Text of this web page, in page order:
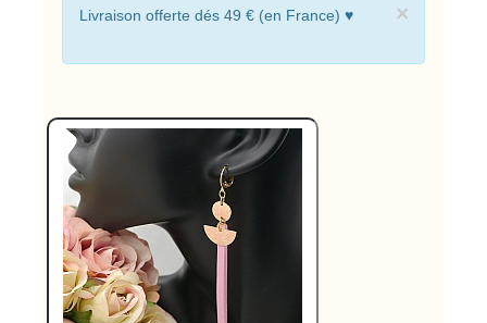
×
Livraison offerte dés 49 € (en France) ♥